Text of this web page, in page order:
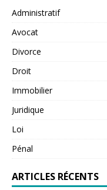
Administratif
Avocat
Divorce
Droit
Immobilier
Juridique
Loi
Pénal
ARTICLES RÉCENTS